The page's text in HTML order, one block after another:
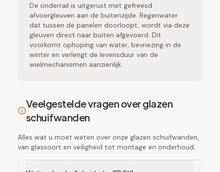
De onderrail is uitgerust met gefreesd
afvoergleuven aan de buitenzijde. Regenwater
dat tussen de panelen doorloopt, wordt via deze
gleuven direct naar buiten afgevoerd. Dit
voorkomt ophoping van water, bevriezing in de
winter en verlengt de levensduur van de
wielmechanismen aanzienlijk.
Veelgestelde vragen over glazen
schuifwanden
Alles wat u moet weten over onze glazen schuifwanden,
van glassoort en veiligheid tot montage en onderhoud.